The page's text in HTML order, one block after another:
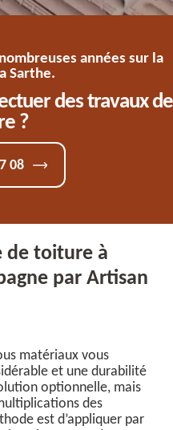
années sur la
Sarthe.
des travaux de
?
08
de toiture à
par Artisan
matériaux vous
et une durabilité
optionnelle, mais
des
est d’appliquer par